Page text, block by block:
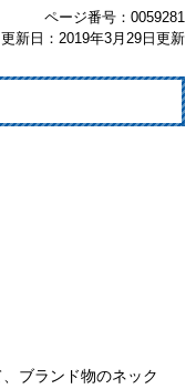
ページ番号：0059281
更新日：2019年3月29日更新
ブランド物のネック